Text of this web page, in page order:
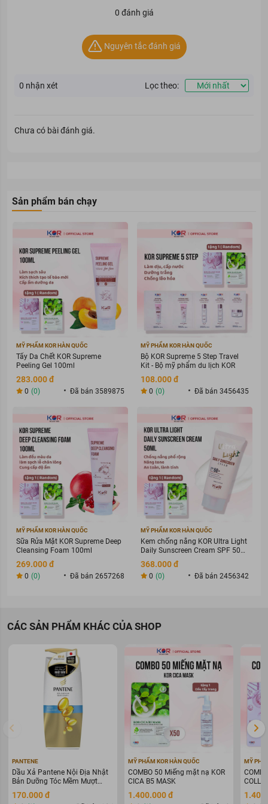
Loại da phù hợp
Sữa Tắm Sáng Da WHITE CONC phù hợp cho mọi loại da.
Sữa Tắm Sáng Da WHITE CONC là giải pháp cho làn da tối màu,
thâm xỉn, da khô sần, bong tróc.
Sản phẩm có kết cấu dạng sữa, có khả năng tạo bọt mịn, giúp
làm sạch dịu nhẹ cho da mà không làm da bị nhờn rít, khó chịu.
Thành phần chính của Sữa Tắm Sáng Da WHITE CONC chứa
Glycyrrhizic Acid 2K và các thành phần chiết xuất từ thực vật:
dâu tằm, cam và dầu dừa, Nhờ đó, sữa tắm có thể giúp dưỡng
sáng da, cải thiện những vùng da tối màu, tăng cường tính đàn
hồi của da và ngăn ngừa lão hóa.
Sản phẩm có mùi hương cam bưởi tươi mát, mang lại sự thư
giãn, thoải máu trong khi tắm.
Sữa Tắm Sáng Da WHITE CONC có bảng thành phần lành tính,
an toàn, không gây tình trạng kích ứng da.
Sản phẩm Sữa Tắm Sáng Da WHITE CONC phù hợp với mọi làn
da, vì vậy bạn hoàn toàn an tâm sử dụng.
Sữa Tắm Sáng Da WHITE CONC sở hữu nhiều ưu thế nổi
Hiện nay, Sữa Tắm Sáng Da WHITE CONC 360ml đã có sẵn trên
gian hàng củaSàn thương mại điện tử Newway Mart, nếu bạn
đọc đang muốn tìm mua sản phẩm chính hãng thì đừng quên liên
hệ với chúng tôi nhé!
Thương hiệu:WHITE CONC
Sản xuất tại:Nhật Bản
Dung tích:360ml
0 đánh giá
Nguyên tắc đánh giá
0 nhận xét Lọc theo:
Chưa có bài đánh giá.
Sản phẩm bán chạy
MỸ PHẨM KOR HÀN QUỐC
Tẩy Da Chết KOR Supreme
Peeling Gel 100ml
283.000 đ
0 (0) Đã bán 3589875
MỸ PHẨM KOR HÀN QUỐC
Bộ KOR Supreme 5 Step Travel
Kit - Bộ mỹ phẩm du lịch KOR
108.000 đ
0 (0) Đã bán 3456435
MỸ PHẨM KOR HÀN QUỐC
Sữa Rửa Mặt KOR Supreme Deep
Cleansing Foam 100ml
269.000 đ
0 (0) Đã bán 2657268
MỸ PHẨM KOR HÀN QUỐC
Kem chống nắng KOR Ultra Light
Daily Sunscreen Cream SPF 50+
PA ++++
368.000 đ
0 (0) Đã bán 2456342
CÁC SẢN PHẨM KHÁC CỦA SHOP
PANTENE
Dầu Xả Pantene Nội Địa Nhật
Bản Dưỡng Tóc Mềm Mượt
400g
170.000 đ
MỸ PHẨM KOR HÀN QUỐC
COMBO 50 Miếng mặt nạ KOR
CICA B5 MASK
1.400.000 đ
MỸ